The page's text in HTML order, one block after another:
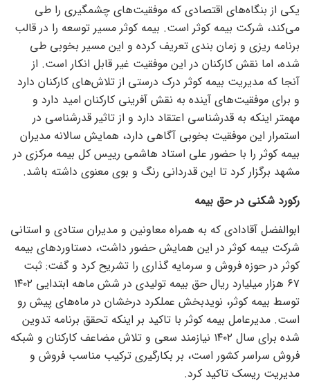
یکی از بنگاه‌های اقتصادی که موفقیت‌های چشمگیری را طی
می‌کند، شرکت بیمه کوثر است. بیمه کوثر مسیر توسعه را در قالب
برنامه ریزی و زمان بندی تعریف کرده و این مسیر بخوبی طی
شده، اما نقش کارکنان در این موفقیت غیر قابل انکار است. از
آنجا که مدیریت بیمه کوثر درک درستی از تلاش‌های کارکنان دارد
و برای موفقیت‌های آینده به نقش آفرینی کارکنان امید دارد و
مهمتر اینکه به قدرشناسی اعتقاد دارد و از تاثیر قدرشناسی در
استمرار این موفقیت بخوبی آگاهی دارد، همایش سالانه مدیران
بیمه کوثر را با حضور علی استاد هاشمی رییس کل بیمه مرکزی در
مشهد برگزار کرد تا این قدردانی رنگ و بوی معنوی داشته باشد.
رکورد شکنی در حق بیمه
ابوالفضل آقادادی که به همراه معاونین و مدیران ستادی و استانی
شرکت بیمه کوثر در این همایش حضور داشت، دستاورد‌های بیمه
کوثر در حوزه فروش و سرمایه گذاری را تشریح کرد و گفت: ثبت
۶۷ هزار میلیارد ریال حق بیمه تولیدی در شش ماهه ابتدایی ۱۴۰۲
توسط بیمه کوثر، نویدبخش عملکرد درخشان در ماه‌های پیش رو
است. مدیرعامل بیمه کوثر با تاکید بر اینکه تحقق برنامه تدوین
شده برای سال ۱۴۰۲ نیازمند سعی و تلاش مضاعف کارکنان و شبکه
فروش سراسر کشور است، بر بکارگیری ترکیب مناسب فروش و
مدیریت ریسک تاکید کرد.